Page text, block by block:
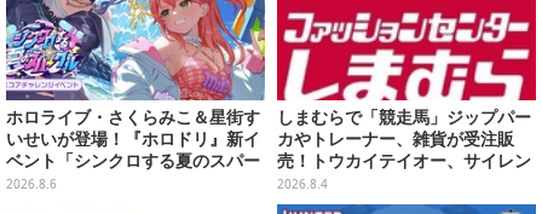
ホロライブ・さくらみこ＆星街す
いせいが登場！『ホロドリ』新イ
ベント「シンクロする夏のスパー
クル」開催決定ーmiCometのイ
2026.8.6
しまむらで「競走馬」ジップパー
カやトレーナー、雑貨が受注販
売！トウカイテイオー、サイレン
ススズカなど名馬5頭をデザイン
2026.8.4